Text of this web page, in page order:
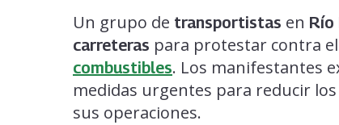
Un grupo de transportistas en Río
carreteras para protestar contra el
combustibles. Los manifestantes
medidas urgentes para reducir
sus operaciones.